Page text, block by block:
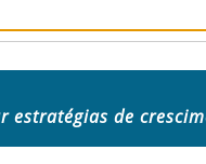
estratégias de